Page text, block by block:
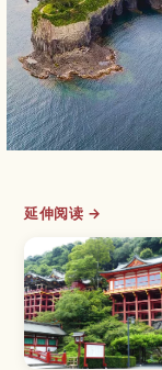
延伸阅读 →